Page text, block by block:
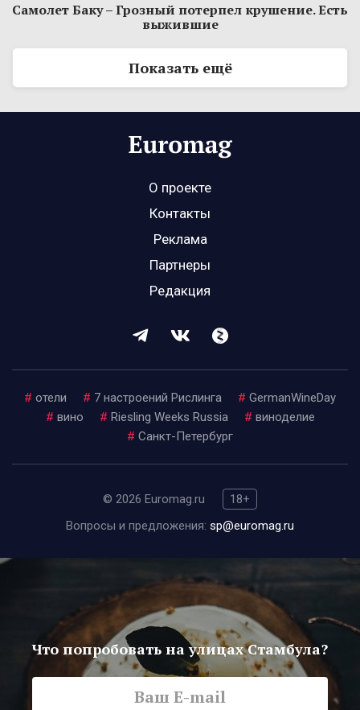
Самолет Баку – Грозный потерпел крушение. Есть
выжившие
Показать ещё
О проекте
Контакты
Реклама
Партнеры
Редакция
# отели # 7 настроений Рислинга # GermanWineDay
# вино # Riesling Weeks Russia # виноделие
# Санкт-Петербург
© 2026 Euromag.ru
18+
Вопросы и предложения: sp@euromag.ru
Что попробовать на улицах Стамбула?